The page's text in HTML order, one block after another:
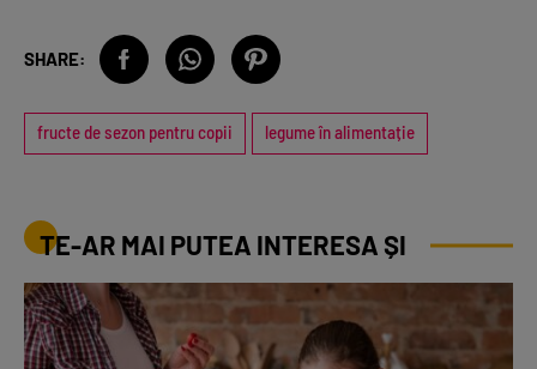
SHARE:
fructe de sezon pentru copii legume în alimentație
TE-AR MAI PUTEA INTERESA ȘI